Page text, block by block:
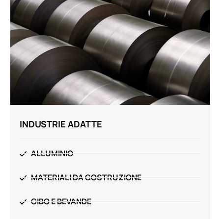
INDUSTRIE ADATTE
ALLUMINIO
MATERIALI DA COSTRUZIONE
CIBO E BEVANDE